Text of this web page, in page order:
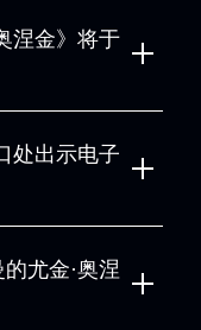
众都将能够享受舒
涅金》将于
间观看这部传奇作
处出示电子
备的屏幕上。
尤金·奥涅